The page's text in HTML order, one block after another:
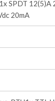
SPDT
20mA